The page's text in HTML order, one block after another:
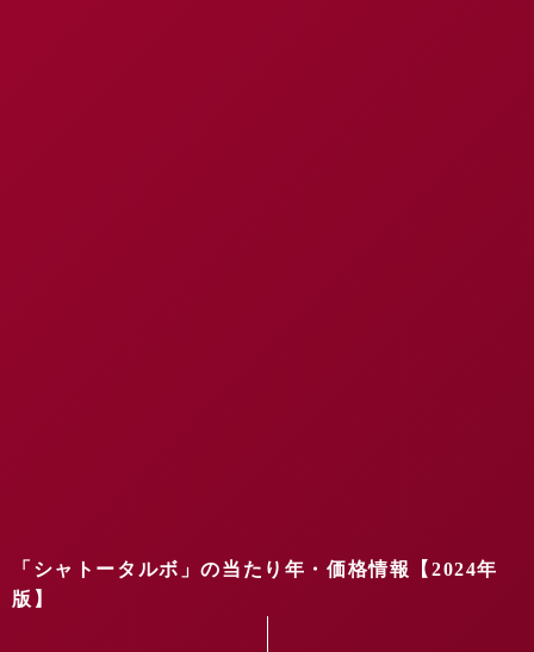
「シャトータルボ」の当たり年・価格情報【2024年
版】